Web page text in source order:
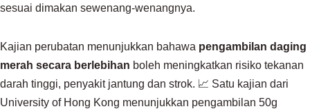
sesuai dimakan sewenang-wenangnya.
Kajian perubatan menunjukkan bahawa pengambilan daging
merah secara berlebihan boleh meningkatkan risiko tekanan
darah tinggi, penyakit jantung dan strok. 📈 Satu kajian dari
University of Hong Kong menunjukkan pengambilan 50g